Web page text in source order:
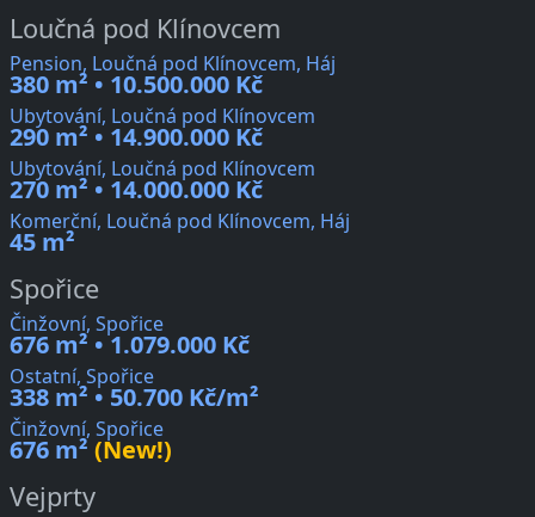
Loučná pod Klínovcem
Pension, Loučná pod Klínovcem, Háj
380 m² • 10.500.000 Kč
Ubytování, Loučná pod Klínovcem
290 m² • 14.900.000 Kč
Ubytování, Loučná pod Klínovcem
270 m² • 14.000.000 Kč
Komerční, Loučná pod Klínovcem, Háj
45 m²
Spořice
Činžovní, Spořice
676 m² • 1.079.000 Kč
Ostatní, Spořice
338 m² • 50.700 Kč/m²
Činžovní, Spořice
676 m² (New!)
Vejprty